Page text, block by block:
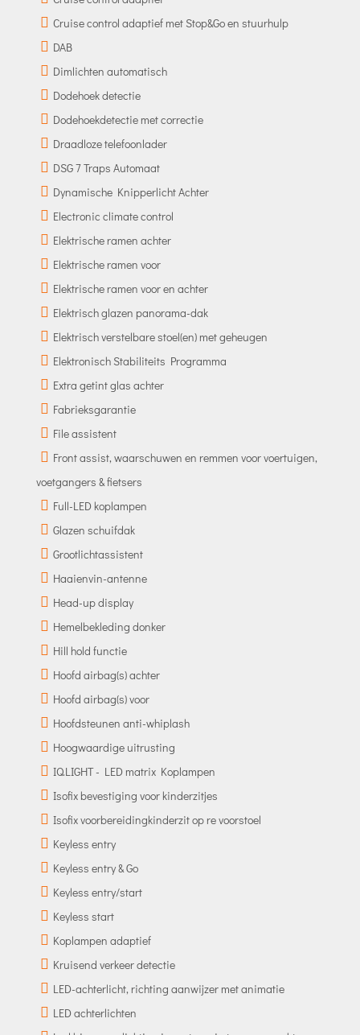
Cruise control adaptief met Stop&Go en stuurhulp
DAB
Dimlichten automatisch
Dodehoek detectie
Dodehoekdetectie met correctie
Draadloze telefoonlader
DSG 7 Traps Automaat
Dynamische Knipperlicht Achter
Electronic climate control
Elektrische ramen achter
Elektrische ramen voor
Elektrische ramen voor en achter
Elektrisch glazen panorama-dak
Elektrisch verstelbare stoel(en) met geheugen
Elektronisch Stabiliteits Programma
Extra getint glas achter
Fabrieksgarantie
File assistent
Front assist, waarschuwen en remmen voor voertuigen,
voetgangers & fietsers
Full-LED koplampen
Glazen schuifdak
Grootlichtassistent
Haaienvin-antenne
Head-up display
Hemelbekleding donker
Hill hold functie
Hoofd airbag(s) achter
Hoofd airbag(s) voor
Hoofdsteunen anti-whiplash
Hoogwaardige uitrusting
IQ.LIGHT - LED matrix Koplampen
Isofix bevestiging voor kinderzitjes
Isofix voorbereidingkinderzit op re voorstoel
Keyless entry
Keyless entry & Go
Keyless entry/start
Keyless start
Koplampen adaptief
Kruisend verkeer detectie
LED-achterlicht, richting aanwijzer met animatie
LED achterlichten